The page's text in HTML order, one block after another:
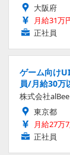
大阪府
月給31万
正社員
ゲーム向け
員/月給30万
株式会社alBee
東京都
月給27万
正社員